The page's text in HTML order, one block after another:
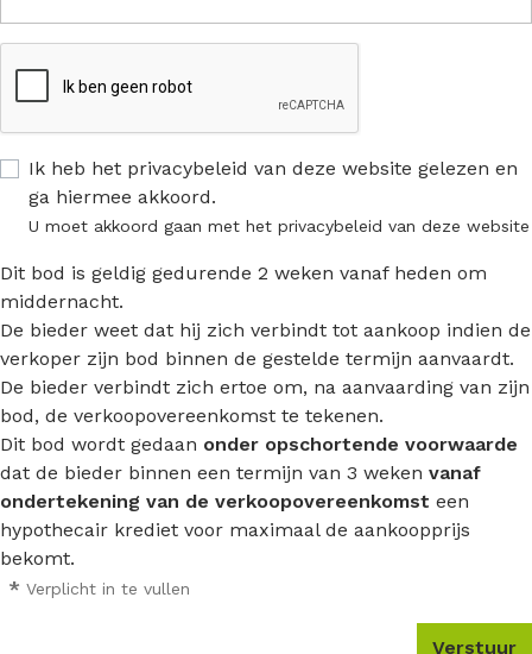
Ik heb het privacybeleid van deze website gelezen en
ga hiermee akkoord.
U moet akkoord gaan met het privacybeleid van deze website
Dit bod is geldig gedurende 2 weken vanaf heden om
middernacht.
De bieder weet dat hij zich verbindt tot aankoop indien de
verkoper zijn bod binnen de gestelde termijn aanvaardt.
De bieder verbindt zich ertoe om, na aanvaarding van zijn
bod, de verkoopovereenkomst te tekenen.
Dit bod wordt gedaan onder opschortende voorwaarde
dat de bieder binnen een termijn van 3 weken vanaf
ondertekening van de verkoopovereenkomst een
hypothecair krediet voor maximaal de aankoopprijs
bekomt.
* Verplicht in te vullen
Verstuur